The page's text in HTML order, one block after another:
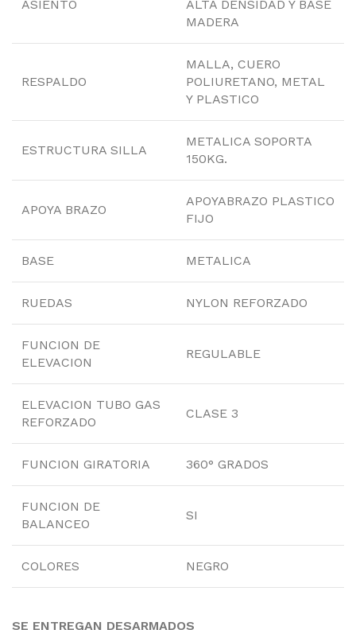
ASIENTO
ALTA DENSIDAD Y BASE
MADERA
RESPALDO
MALLA, CUERO
POLIURETANO, METAL
Y PLASTICO
ESTRUCTURA SILLA
METALICA SOPORTA
150KG.
APOYA BRAZO
APOYABRAZO PLASTICO
FIJO
BASE METALICA
RUEDAS NYLON REFORZADO
FUNCION DE
ELEVACION
REGULABLE
ELEVACION TUBO GAS
REFORZADO
CLASE 3
FUNCION GIRATORIA 360° GRADOS
FUNCION DE
BALANCEO
SI
COLORES NEGRO
SE ENTREGAN DESARMADOS